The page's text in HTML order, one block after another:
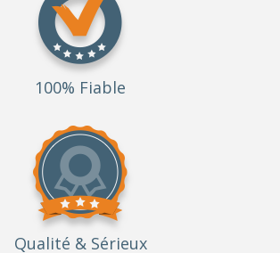
100% Fiable
Qualité & Sérieux